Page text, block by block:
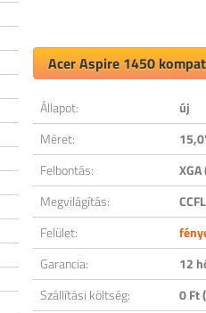
Acer Aspire 1450
Állapot:
új
Méret:
Felbontás:
Megvilágítás:
CCFL
Felület:
Garancia:
12
Szállítási költség:
0 Ft